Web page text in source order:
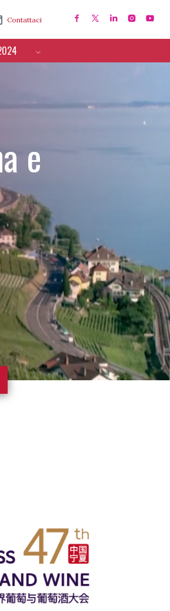
Contattaci
e